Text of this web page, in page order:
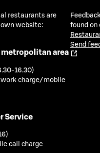
restaurants are
website:
area
16.30)
charge/mobile
Service
call charge
found on
Send